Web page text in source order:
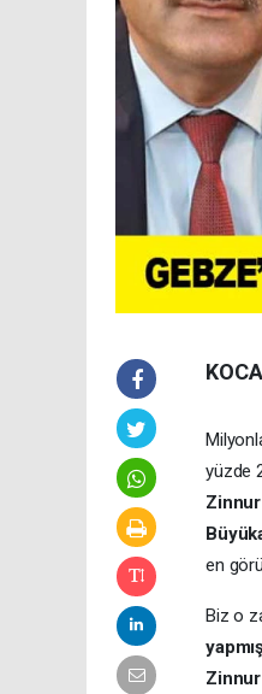
yüzde
en
Biz o